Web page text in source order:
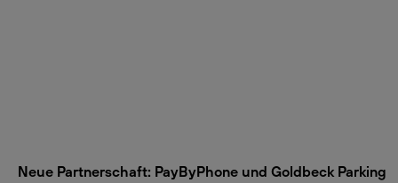
Neue Partnerschaft: PayByPhone und Goldbeck Parking